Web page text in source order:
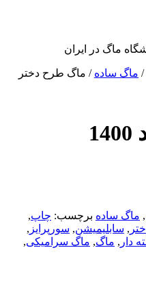
ماگ در ایران
/ ماگ ساده / ماگ طرح دختر
, ماگ ساده برچسب: چاپ,
, سابلیمیشن, سورپرایز ,
دار , ماگ, ماگ سرامیکی,